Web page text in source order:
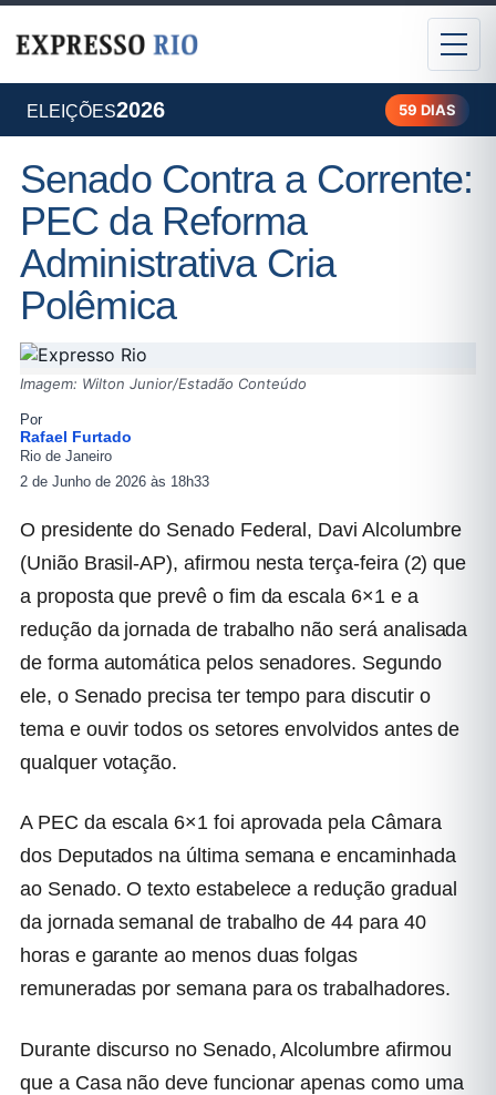
ELEIÇÕES2026 59 DIAS
Senado Contra a Corrente:
PEC da Reforma
Administrativa Cria
Polêmica
Imagem: Wilton Junior/Estadão Conteúdo
Por
Rafael Furtado
Rio de Janeiro
2 de Junho de 2026 às 18h33
O presidente do Senado Federal, Davi Alcolumbre
(União Brasil-AP), afirmou nesta terça-feira (2) que
a proposta que prevê o fim da escala 6×1 e a
redução da jornada de trabalho não será analisada
de forma automática pelos senadores. Segundo
ele, o Senado precisa ter tempo para discutir o
tema e ouvir todos os setores envolvidos antes de
qualquer votação.
A PEC da escala 6×1 foi aprovada pela Câmara
dos Deputados na última semana e encaminhada
ao Senado. O texto estabelece a redução gradual
da jornada semanal de trabalho de 44 para 40
horas e garante ao menos duas folgas
remuneradas por semana para os trabalhadores.
Durante discurso no Senado, Alcolumbre afirmou
que a Casa não deve funcionar apenas como uma